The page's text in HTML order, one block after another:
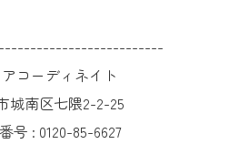
コーディネイト
城南区七隈2-2-25
号 : 0120-85-6627